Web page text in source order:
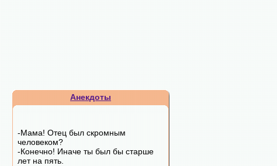
Анекдоты
-Мама! Отец был скромным
человеком?
-Конечно! Иначе ты был бы старше
лет на пять.